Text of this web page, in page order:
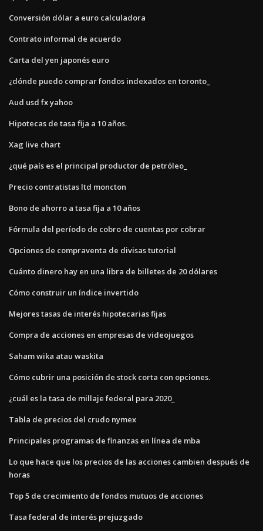
Conversión dólar a euro calculadora
Contrato informal de acuerdo
Carta del yen japonés euro
¿dónde puedo comprar fondos indexados en toronto_
Aud usd fx yahoo
Hipotecas de tasa fija a 10 años.
Xag live chart
¿qué país es el principal productor de petróleo_
Precio contratistas ltd moncton
Bono de ahorro a tasa fija a 10 años
Fórmula del período de cobro de cuentas por cobrar
Opciones de compraventa de divisas tutorial
Cuánto dinero hay en una libra de billetes de 20 dólares
Cómo construir un índice invertido
Mejores tasas de interés hipotecarias fijas
Compra de acciones en empresas de videojuegos
Saham wika atau waskita
Cómo cubrir una posición de stock corta con opciones.
¿cuál es la tasa de millaje federal para 2020_
Tabla de precios del crudo nymex
Principales programas de finanzas en línea de mba
Lo que hace que los precios de las acciones cambien después de
horas
Top 5 de crecimiento de fondos mutuos de acciones
Tasa federal de interés prejuzgado